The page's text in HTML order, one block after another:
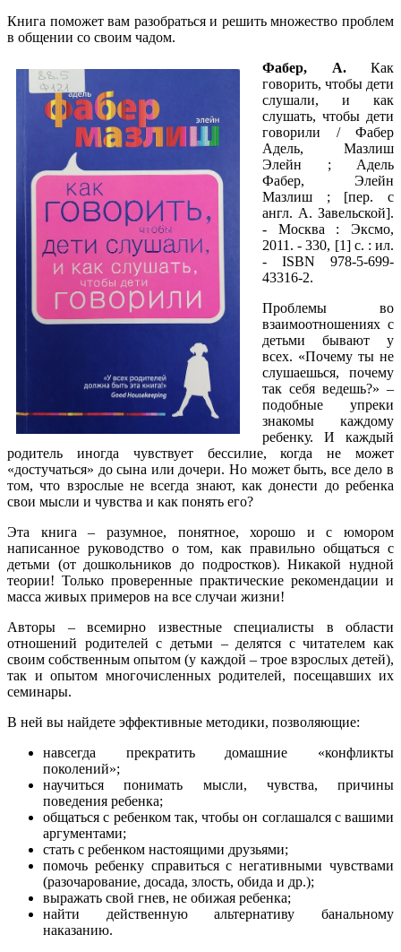
Книга поможет вам разобраться и решить множество проблем
в общении со своим чадом.
Фабер, А.Как
говорить, чтобы дети
слушали, и как
слушать, чтобы дети
говорили / Фабер
Адель, Мазлиш
Элейн ; Адель
Фабер, Элейн
Мазлиш ; [пер. с
англ. А. Завельской].
- Москва : Эксмо,
2011. - 330, [1] с. : ил.
- ISBN 978-5-699-
43316-2.
Проблемы во
взаимоотношениях с
детьми бывают у
всех. «Почему ты не
слушаешься, почему
так себя ведешь?» –
подобные упреки
знакомы каждому
ребенку. И каждый
родитель иногда чувствует бессилие, когда не может
«достучаться» до сына или дочери. Но может быть, все дело в
том, что взрослые не всегда знают, как донести до ребенка
свои мысли и чувства и как понять его?
Эта книга – разумное, понятное, хорошо и с юмором
написанное руководство о том, как правильно общаться с
детьми (от дошкольников до подростков). Никакой нудной
теории! Только проверенные практические рекомендации и
масса живых примеров на все случаи жизни!
Авторы – всемирно известные специалисты в области
отношений родителей с детьми – делятся с читателем как
своим собственным опытом (у каждой – трое взрослых детей),
так и опытом многочисленных родителей, посещавших их
семинары.
В ней вы найдете эффективные методики, позволяющие:
навсегда прекратить домашние «конфликты
поколений»;
научиться понимать мысли, чувства, причины
поведения ребенка;
общаться с ребенком так, чтобы он соглашался с вашими
аргументами;
стать с ребенком настоящими друзьями;
помочь ребенку справиться с негативными чувствами
(разочарование, досада, злость, обида и др.);
выражать свой гнев, не обижая ребенка;
найти действенную альтернативу банальному
наказанию.